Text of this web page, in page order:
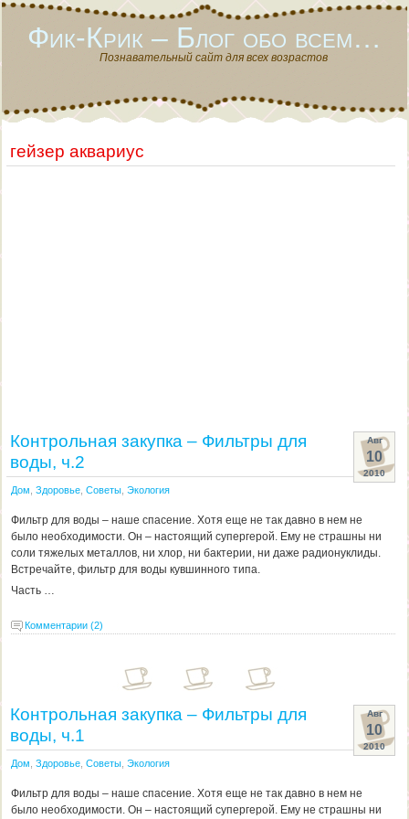
Фик-Крик – Блог обо всем…
Познавательный сайт для всех возрастов
гейзер аквариус
Авг
10
2010
Контрольная закупка – Фильтры для
воды, ч.2
Дом ,Здоровье ,Советы ,Экология
Фильтр для воды – наше спасение. Хотя еще не так давно в нем не
было необходимости. Он – настоящий супергерой. Ему не страшны ни
соли тяжелых металлов, ни хлор, ни бактерии, ни даже радионуклиды.
Встречайте, фильтр для воды кувшинного типа.
Часть …
Комментарии (2)
Авг
10
2010
Контрольная закупка – Фильтры для
воды, ч.1
Дом,Здоровье,Советы,Экология
Фильтр для воды – наше спасение. Хотя еще не так давно в нем не
было необходимости. Он – настоящий супергерой. Ему не страшны ни